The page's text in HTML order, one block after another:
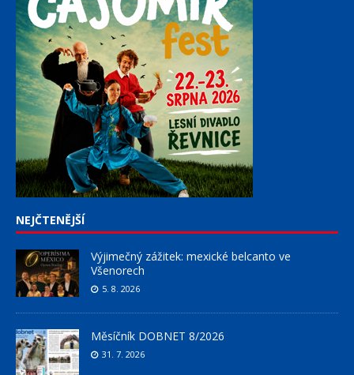
NEJČTENĚJŠÍ
Výjimečný zážitek: mexické belcanto ve
Všenorech
5. 8. 2026
Měsíčník DOBNET 8/2026
31. 7. 2026